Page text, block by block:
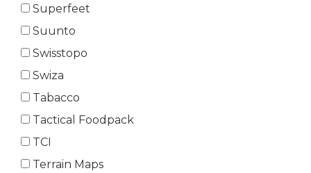
Superfeet
Suunto
Swisstopo
Swiza
Tabacco
Tactical Foodpack
TCI
Terrain Maps